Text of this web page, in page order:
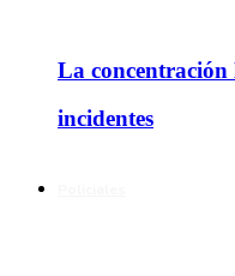
La
incidentes